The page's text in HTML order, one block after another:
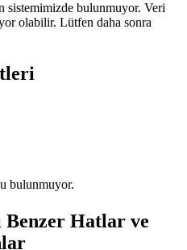
sistemimizde bulunmuyor. Veri
olabilir. Lütfen daha sonra
bulunmuyor.
Benzer Hatlar ve